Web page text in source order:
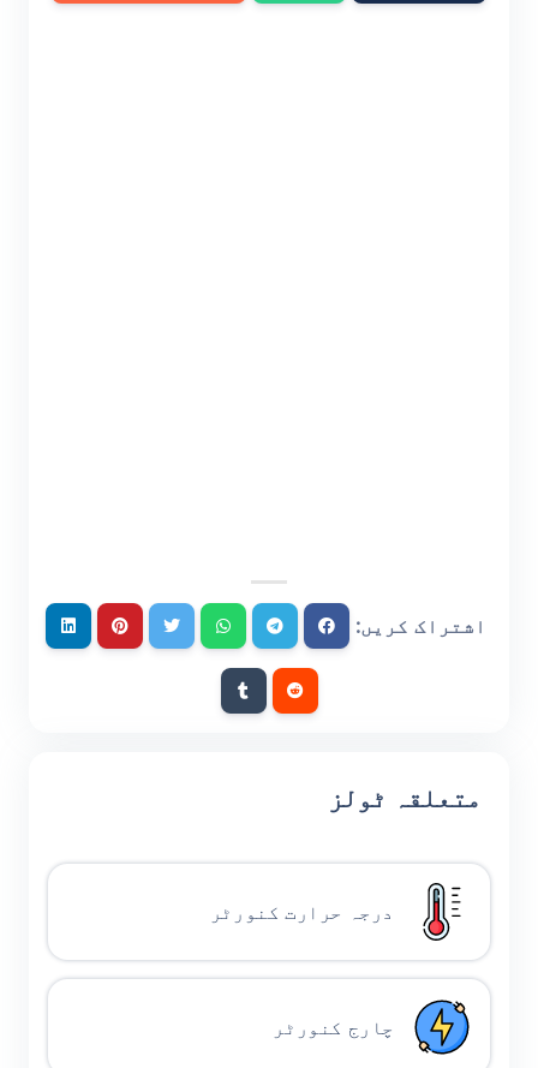
اشتراک کریں:
متعلقہ ٹولز
درجہ حرارت کنورٹر
چارج کنورٹر